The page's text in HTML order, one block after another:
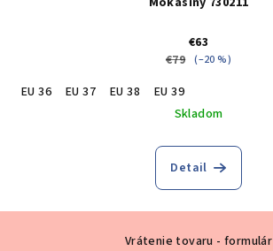
€63
€79 (–20 %)
EU 36 EU 37 EU 38
EU 39
Skladom
Detail
Vrátenie tovaru - formulár